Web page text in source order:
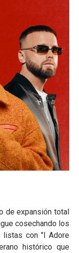
de expansión total
cosechando los
con "I Adore
histórico que